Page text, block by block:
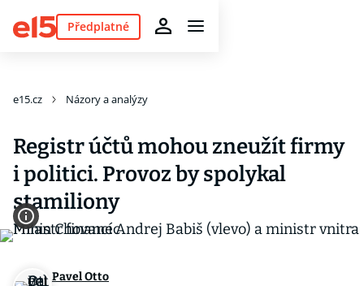
Předplatné
e15.cz Názory a analýzy
Registr účtů mohou zneužít firmy
i politici. Provoz by spolykal
stamiliony
Pavel Otto